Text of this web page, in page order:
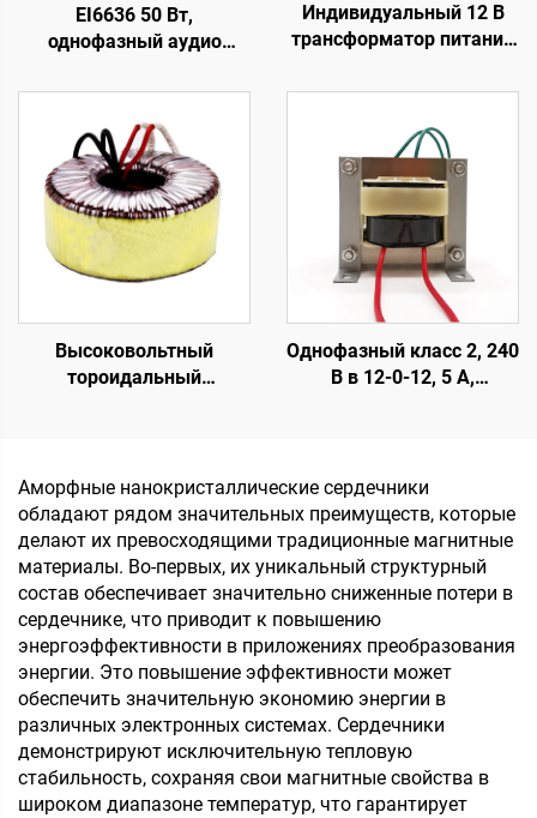
EI6636 50 Вт,
однофазный аудио
трансформатор
переменного тока 50 Вт
Индивидуальный 12 В
трансформатор питания
плату, 400 В,
110 В, 220 В, 240 В и
выходом 380 В, 24 В, 36
В, частота 50 Гц
Высоковольтный
тороидальный
мощности с
гальванической
развязкой, 220 В, 80 В,
трансформатор
Однофазный класс 2, 240
В в 12-0-12, 5 А,
Аморфные нанокристаллические сердечники
обладают рядом значительных преимуществ, которые
делают их превосходящими традиционные магнитные
материалы. Во-первых, их уникальный структурный
состав обеспечивает значительно сниженные потери в
сердечнике, что приводит к повышению
энергоэффективности в приложениях преобразования
энергии. Это повышение эффективности может
обеспечить значительную экономию энергии в
различных электронных системах. Сердечники
демонстрируют исключительную тепловую
стабильность, сохраняя свои магнитные свойства в
широком диапазоне температур, что гарантирует